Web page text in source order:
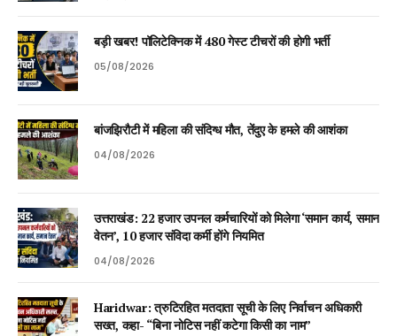
बड़ी खबर! पॉलिटेक्निक में 480 गेस्ट टीचरों की होगी भर्ती
05/08/2026
बांजझिरौटी में महिला की संदिग्ध मौत, तेंदुए के हमले की आशंका
04/08/2026
उत्तराखंड: 22 हजार उपनल कर्मचारियों को मिलेगा ‘समान कार्य, समान
वेतन’, 10 हजार संविदा कर्मी होंगे नियमित
04/08/2026
Haridwar: त्रुटिरहित मतदाता सूची के लिए निर्वाचन अधिकारी
सख्त, कहा- “बिना नोटिस नहीं कटेगा किसी का नाम”